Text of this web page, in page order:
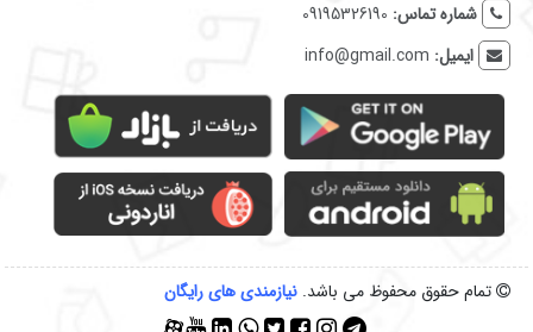
شماره تماس: 09195326190
ایمیل: info@gmail.com
تمام حقوق محفوظ می باشد.نیازمندی‌ های رایگان